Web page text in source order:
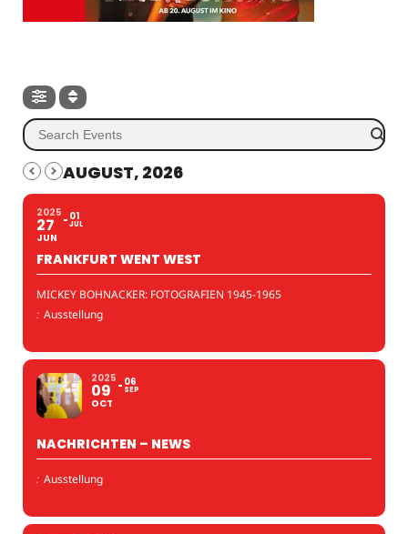
AUGUST, 2026
2025
27
JUN
01
JUL
FRANKFURT WENT WEST
MICKEY BOHNACKER: FOTOGRAFIEN 1945-1965
: Ausstellung
2025
09
OCT
06
SEP
NACHRICHTEN – NEWS
: Ausstellung